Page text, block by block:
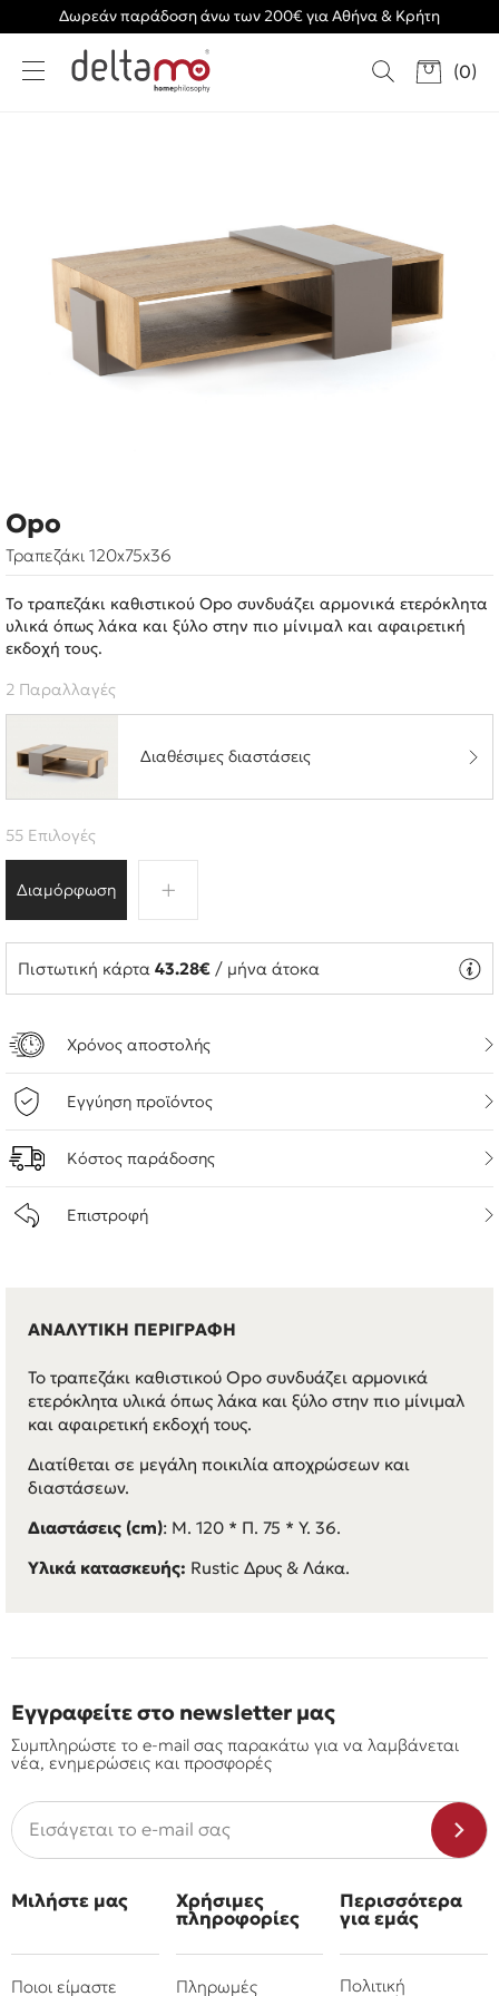
Δωρεάν παράδοση άνω των 200€ για Αθήνα & Κρήτη
(0)
Opo
Τραπεζάκι 120x75x36
Το τραπεζάκι καθιστικού Opo συνδυάζει αρμονικά ετερόκλητα
υλικά όπως λάκα και ξύλο στην πιο μίνιμαλ και αφαιρετική
εκδοχή τους.
2 Παραλλαγές
Διαθέσιμες διαστάσεις
Διαμόρφωση
55 Επιλογές
Πιστωτική κάρτα 43.28€ / μήνα άτοκα
Χρόνος αποστολής
Εγγύηση προϊόντος
Κόστος παράδοσης
Επιστροφή
ΑΝΑΛΥΤΙΚΗ ΠΕΡΙΓΡΑΦΗ
Το τραπεζάκι καθιστικού Opo συνδυάζει αρμονικά
ετερόκλητα υλικά όπως λάκα και ξύλο στην πιο μίνιμαλ
και αφαιρετική εκδοχή τους.
Διατίθεται σε μεγάλη ποικιλία αποχρώσεων και
διαστάσεων.
Διαστάσεις (cm): Μ. 120 * Π. 75 * Υ. 36.
Υλικά κατασκευής: Rustic Δρυς & Λάκα.
Εγγραφείτε στο newsletter μας
Συμπληρώστε το e-mail σας παρακάτω για να λαμβάνεται
νέα, ενημερώσεις και προσφορές
Μιλήστε μας
Ποιοι είμαστε
Χρήσιμες
πληροφορίες
Πληρωμές
Περισσότερα
για εμάς
Πολιτική